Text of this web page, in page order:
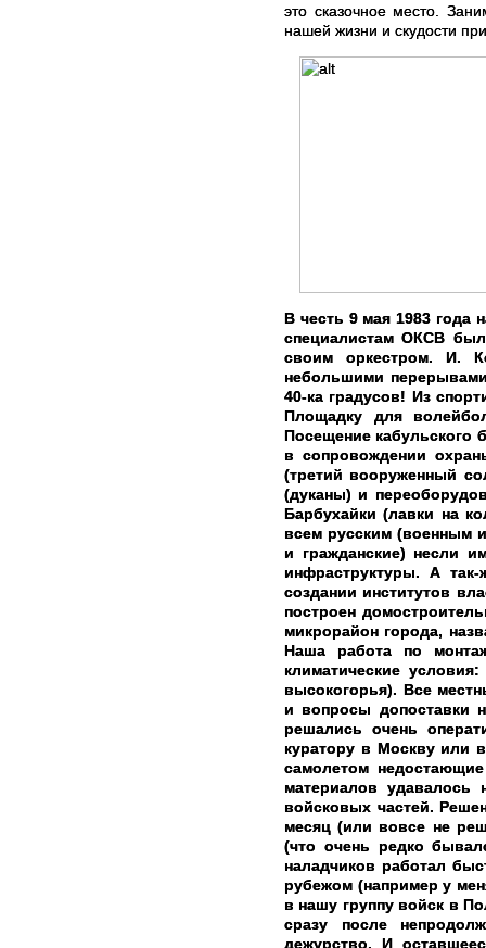
это сказочное место.
нашей жизни и скудости
В честь 9 мая 1983 года
специалистам ОКСВ
своим оркестром. И.
небольшими
40-ка градусов! Из
Площадку для
Посещение кабульского
в сопровождении
(третий вооруженный
(дуканы) и
Барбухайки (лавки на
всем русским (военным
и гражданские) несли
инфраструктуры. А
создании институтов
построен
микрорайон города,
Наша работа по
климатические
высокогорья). Все
и вопросы допоставки
решались очень
куратору в Москву или
самолетом
материалов удавалось
войсковых частей.
месяц (или вовсе не
(что очень редко
наладчиков работал
рубежом (например у
в нашу группу войск в
сразу после
дежурство. И